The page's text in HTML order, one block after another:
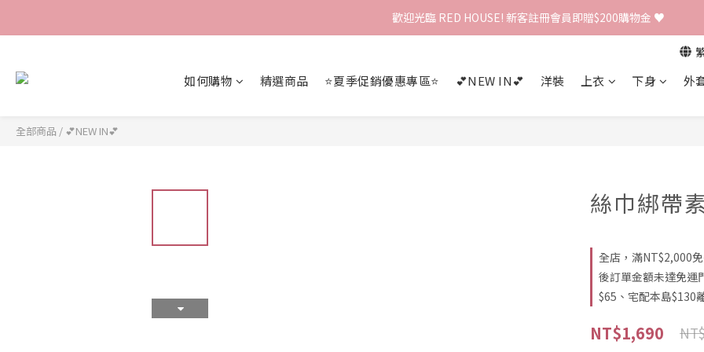
歡迎光臨 RED HOUSE! 新客註冊會員即贈$200購物金 ♥
歡迎光臨 RED HOUSE! 新客註冊會員即贈$200購物金 ♥
歡迎光臨 RED HOUSE! 新客註冊會員即贈$200購物金 ♥
如何購物 精選商品 ⭐夏季促銷優惠專區⭐ 💕NEW IN💕 洋裝 上衣 下身 外
全部商品 / 💕NEW IN💕
絲巾綁帶
全店，滿NT$2,000
後訂單金額未達免運
$65、宅配本島$130
NT$1,690